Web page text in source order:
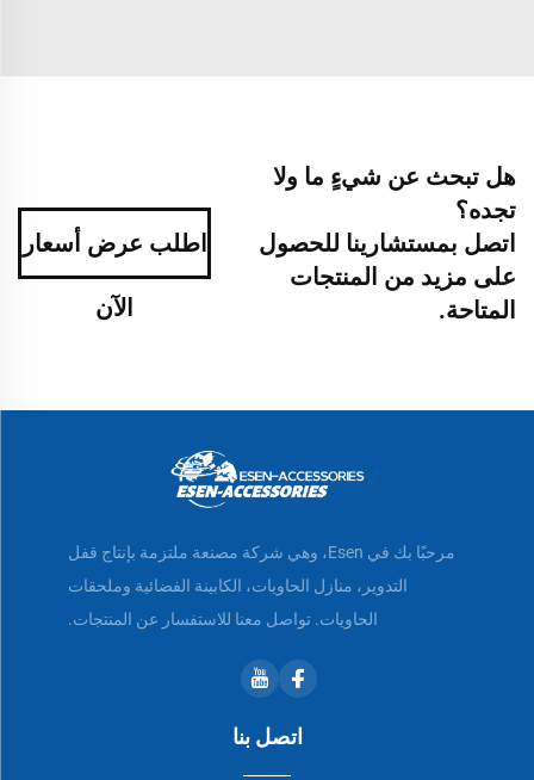
هل تبحث عن شيءٍ ما ولا
تجده؟
اتصل بمستشارينا للحصول
على مزيد من المنتجات
المتاحة.
اطلب عرض أسعار
الآن
مرحبًا بك في Esen، وهي شركة مصنعة ملتزمة بإنتاج قفل
التدوير، منازل الحاويات، الكابينة الفضائية وملحقات
الحاويات. تواصل معنا للاستفسار عن المنتجات.
اتصل بنا